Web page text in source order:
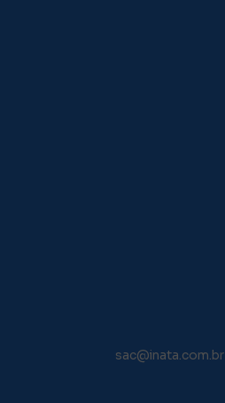
sac@inata.com.br